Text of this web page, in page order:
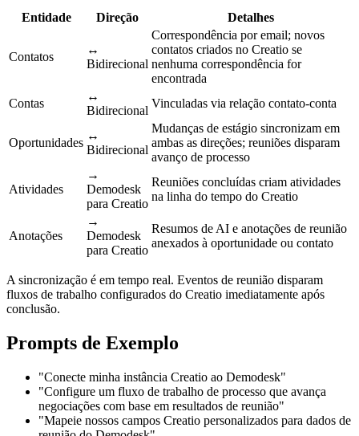
Entidade Direção Detalhes
Contatos
↔
Bidirecional
Correspondência por email; novos
contatos criados no Creatio se
nenhuma correspondência for
encontrada
Contas
↔
Bidirecional
Vinculadas via relação contato-conta
Oportunidades
↔
Bidirecional
Mudanças de estágio sincronizam em
ambas as direções; reuniões disparam
avanço de processo
Atividades
→
Demodesk
para Creatio
Reuniões concluídas criam atividades
na linha do tempo do Creatio
Anotações
→
Demodesk
para Creatio
Resumos de AI e anotações de reunião
anexados à oportunidade ou contato
A sincronização é em tempo real. Eventos de reunião disparam
fluxos de trabalho configurados do Creatio imediatamente após
conclusão.
Prompts de Exemplo
"Conecte minha instância Creatio ao Demodesk"
"Configure um fluxo de trabalho de processo que avança
negociações com base em resultados de reunião"
"Mapeie nossos campos Creatio personalizados para dados de